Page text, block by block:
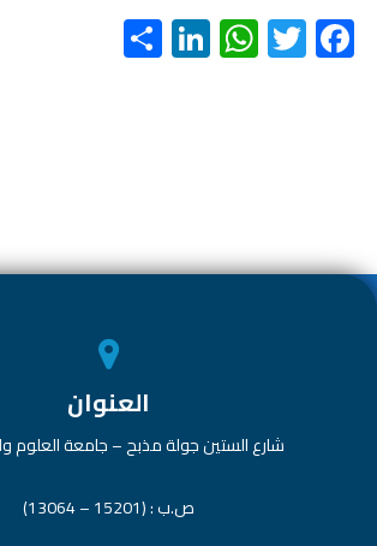
F
ac
T
wi
W
h
p
Li
nk
العنوان
شارع الستين جولة مذبح – جامعة العلوم
ص.ب : (15201 – 13064)